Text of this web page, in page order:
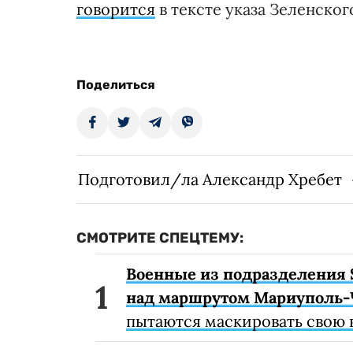
говорится в тексте указа
Поделиться
Подготовил/ла Александр Хребет
СМОТРИТЕ СПЕЦТЕМУ:
Военные из подразделения
над маршрутом Мариуполь-
пытаются маскировать